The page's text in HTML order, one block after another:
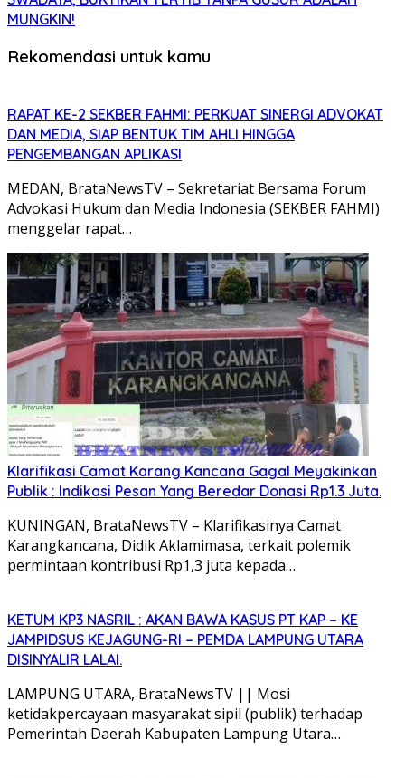
MUNGKIN!
Rekomendasi untuk kamu
RAPAT KE-2 SEKBER FAHMI: PERKUAT SINERGI ADVOKAT
DAN MEDIA, SIAP BENTUK TIM AHLI HINGGA
PENGEMBANGAN APLIKASI
MEDAN, BrataNewsTV – Sekretariat Bersama Forum
Advokasi Hukum dan Media Indonesia (SEKBER FAHMI)
menggelar rapat…
Klarifikasi Camat Karang Kancana Gagal Meyakinkan
Publik : Indikasi Pesan Yang Beredar Donasi Rp1.3 Juta.
KUNINGAN, BrataNewsTV – Klarifikasinya Camat
Karangkancana, Didik Aklamimasa, terkait polemik
permintaan kontribusi Rp1,3 juta kepada…
KETUM KP3 NASRIL : AKAN BAWA KASUS PT KAP – KE
JAMPIDSUS KEJAGUNG-RI – PEMDA LAMPUNG UTARA
DISINYALIR LALAI.
LAMPUNG UTARA, BrataNewsTV || Mosi
ketidakpercayaan masyarakat sipil (publik) terhadap
Pemerintah Daerah Kabupaten Lampung Utara…